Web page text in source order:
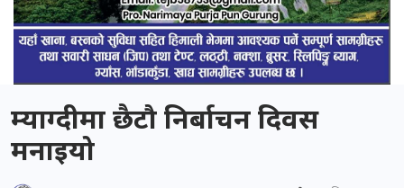
म्याग्दीमा छैटौ निर्बाचन दिवस
मनाइयो